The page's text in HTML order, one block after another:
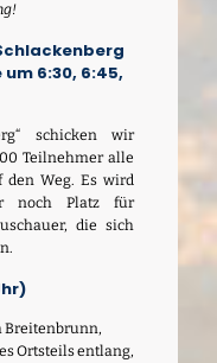
6:30, 6:45,
schicken wir
Teilnehmer alle
den Weg. Es wird
noch Platz für
die sich
Breitenbrunn,
Ortsteils entlang,